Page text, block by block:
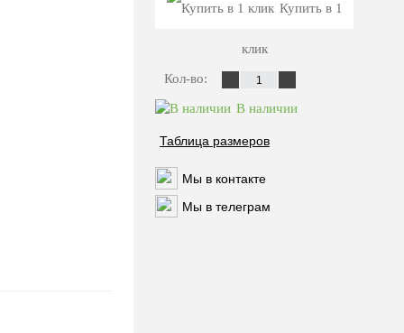
Купить в 1
клик
Кол-во:
В наличии
Таблица размеров
Мы в контакте
Мы в телеграм